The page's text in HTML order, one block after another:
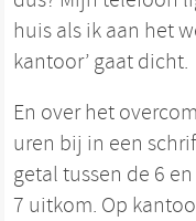
huis als ik aan het
kantoor’ gaat dicht.
En over het
uren bij in een
getal tussen de 6
7 uitkom. Op